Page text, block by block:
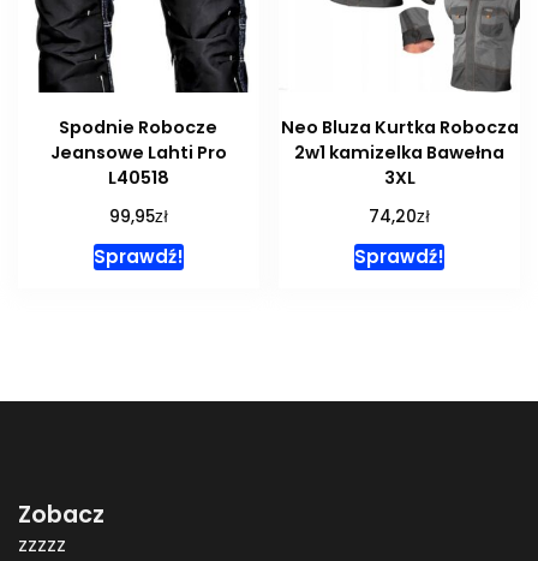
Spodnie Robocze
Jeansowe Lahti Pro
L40518
99,95zł
Sprawdź!
Neo Bluza Kurtka Robocza
2w1 kamizelka Bawełna
3XL
74,20zł
Sprawdź!
Zobacz
zzzzz